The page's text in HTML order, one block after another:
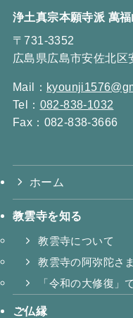
浄土真宗本願寺派 萬
〒731-3352
広島県広島市安佐北区
Mail：
Tel： 082-838-1032
Fax：082-838-3666
ホーム
教雲寺を知る
教雲寺について
教雲寺の阿弥陀さま
「令和の大修復」
ご仏縁